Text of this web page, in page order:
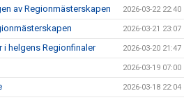
av Regionmästerskapen 2026-03-22 22:40
2026-03-21 23:07
i helgens Regionfinaler 2026-03-20 21:47
2026-03-19 07:00
2026-03-18 22:04